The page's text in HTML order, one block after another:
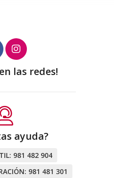
las redes!
ayuda?
981 482 904
981 481 301